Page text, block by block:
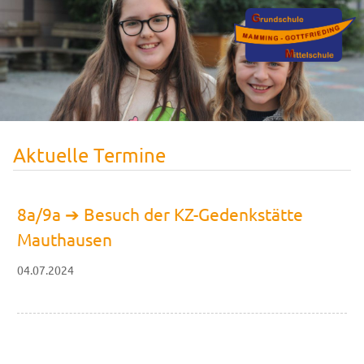
Aktuelle Termine
8a/9a ➔ Besuch der KZ-Gedenkstätte
Mauthausen
04.07.2024